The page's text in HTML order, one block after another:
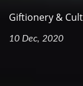
Giftionery &
10 Dec, 2020